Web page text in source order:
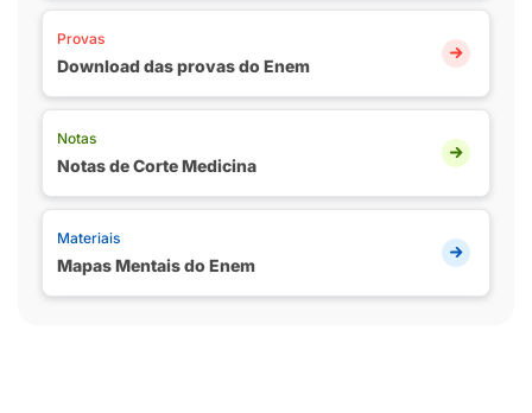
Provas
Download das provas do Enem
Notas
Notas de Corte Medicina
Materiais
Mapas Mentais do Enem